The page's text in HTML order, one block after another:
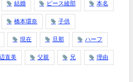
結婚 ピース綾部 本名
橋本環奈 子供
現在 旦那 ハーフ
直美 父親 兄 理由